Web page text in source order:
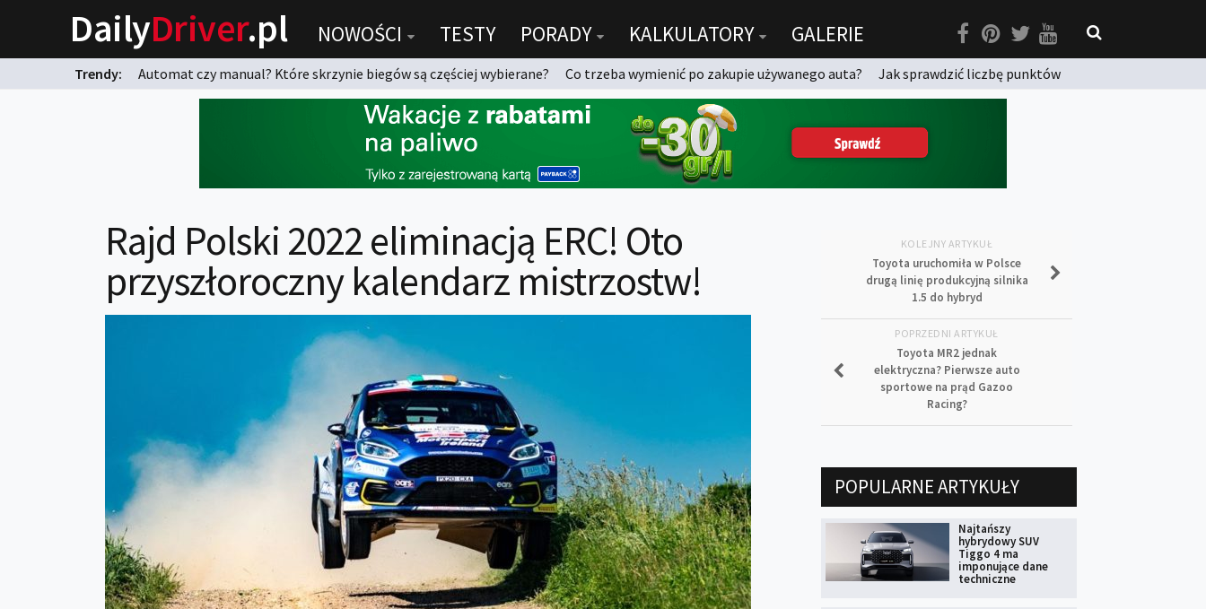
DailyDriver.pl NOWOŚCI TESTY PORADY KALKULATORY GALERIE
Trendy: Automat czy manual? Które skrzynie biegów są częściej wybierane? Co trzeba wymienić po zakupie używanego auta?
Jak sprawdzić liczbę punktów
Rajd Polski 2022 eliminacją ERC! Oto
przyszłoroczny kalendarz mistrzostw!
KOLEJNY ARTYKUŁ
Toyota uruchomiła w Polsce
drugą linię produkcyjną silnika
1.5 do hybryd
POPRZEDNI ARTYKUŁ
Toyota MR2 jednak
elektryczna? Pierwsze auto
sportowe na prąd Gazoo
Racing?
POPULARNE ARTYKUŁY
Najtańszy
hybrydowy SUV
Tiggo 4 ma
imponujące dane
techniczne